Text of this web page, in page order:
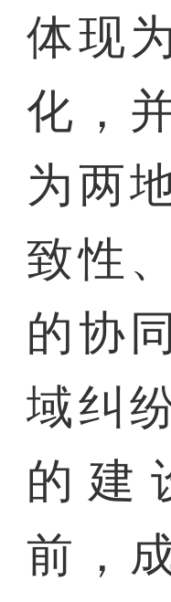
体现
化，
为两
致性
的协
域纠
的建
前，